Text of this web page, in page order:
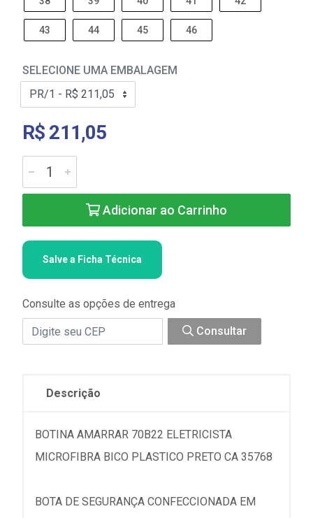
43 44 45 46
SELECIONE UMA EMBALAGEM
R$ 211,05
Adicionar ao Carrinho
Salve a Ficha Técnica
Consulte as opções de entrega
Consultar
Descrição
BOTINA AMARRAR 70B22 ELETRICISTA
MICROFIBRA BICO PLASTICO PRETO CA 35768
BOTA DE SEGURANÇA CONFECCIONADA EM